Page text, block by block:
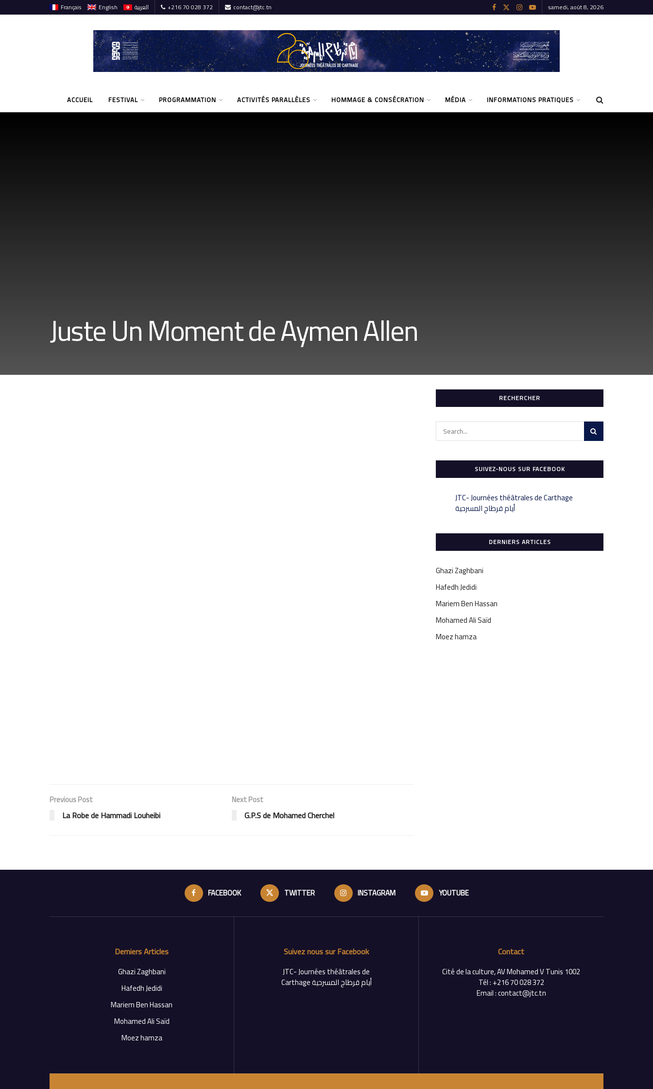
Français English العربية +216 70 028 372 contact@jtc.tn samedi, août 8, 2026
ACCUEIL FESTIVAL PROGRAMMATION ACTIVITÉS PARALLÈLES HOMMAGE & CONSÉCRATION MÉDIA INFORMATIONS PRATIQUES
Juste Un Moment de Aymen Allen
Previous Post
La Robe de Hammadi Louheibi
Next Post
G.P.S de Mohamed Cherchel
RECHERCHER
SUIVEZ-NOUS SUR FACEBOOK
‎JTC- Journées théâtrales de Carthage
DERNIERS ARTICLES
Ghazi Zaghbani
Hafedh Jedidi
Mariem Ben Hassan
Mohamed Ali Saïd
Moez hamza
FACEBOOK TWITTER INSTAGRAM YOUTUBE
Derniers Articles
Ghazi Zaghbani
Hafedh Jedidi
Mariem Ben Hassan
Mohamed Ali Saïd
Moez hamza
Suivez nous sur Facebook
‎JTC- Journées théâtrales de
Carthage أيام قرطاج المسرحية‎
Contact
Cité de la culture, AV Mohamed V Tunis 1002
Tél : +216 70 028 372
Email : contact@jtc.tn